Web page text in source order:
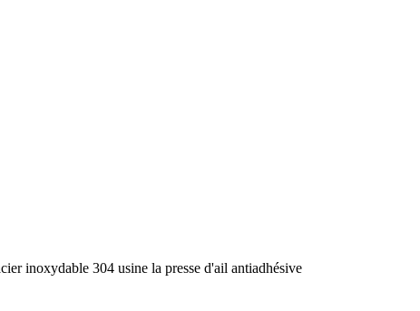
inoxydable 304 usine la presse d'ail antiadhésive